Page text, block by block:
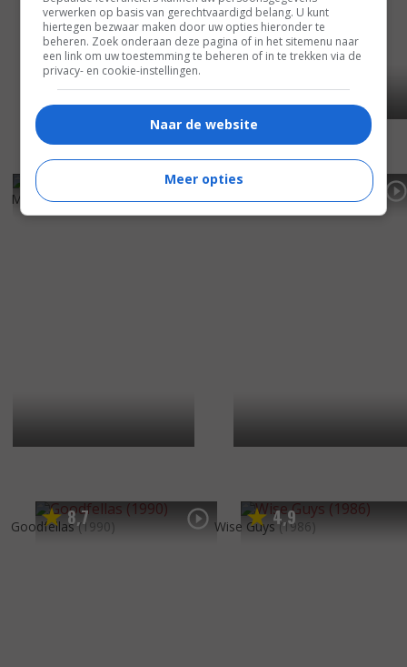
Mortal Thoughts (1991) Jungle Fever (1991)
8,7
Goodfellas (1990) 4,9
Wise Guys (1986)
verwerken op basis van gerechtvaardigd belang. U kunt
hiertegen bezwaar maken door uw opties hieronder te
beheren. Zoek onderaan deze pagina of in het sitemenu naar
een link om uw toestemming te beheren of in te trekken via de
privacy- en cookie-instellingen.
Naar de website
Meer opties